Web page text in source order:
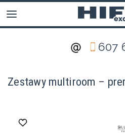
607
Zestawy multiroom –